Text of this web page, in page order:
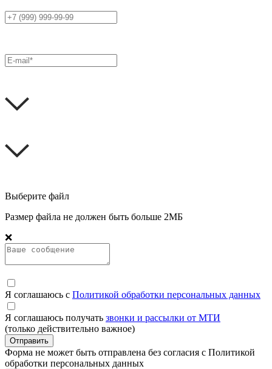
Выберите файл
Размер файла не должен быть больше 2МБ
❌
Я соглашаюсь с Политикой обработки персональных данных
Я соглашаюсь получать звонки и рассылки от МТИ
(только действительно важное)
Отправить
Форма не может быть отправлена без согласия с Политикой
обработки персональных данных